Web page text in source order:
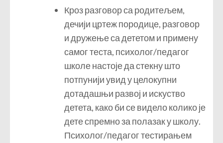
Кроз разговор са родитељем,
дечији цртеж породице, разговор
и дружење са дететом и примену
самог теста, психолог/педагог
школе настоје да стекну што
потпунији увид у целокупни
дотадашњи развој и искуство
детета, како би се видело колико је
дете спремно за полазак у школу.
Психолог/педагог тестирањем